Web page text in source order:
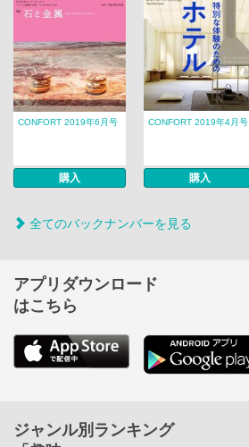
CONFORT 2019年6月号
購入
CONFORT 2019年4月号
購入
全てのバックナンバーを見る
アプリダウンロード
はこちら
ジャンル別ランキング